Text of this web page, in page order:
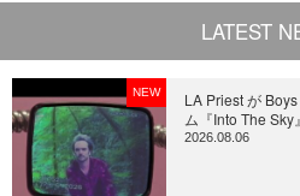
LATEST
NEW
LA Priest が
ム『Into The
2026.08.06